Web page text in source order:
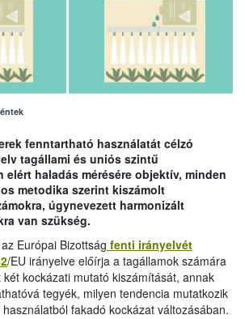
fenntartható használatát célzó
tagállami és uniós szintű
elért haladás mérésére objektív, minden
metodika szerint kiszámolt
úgynevezett harmonizált
van szükség.
Európai Bizottság fenti irányelvét
/EU irányelve előírja a tagállamok számára
kockázati mutató kiszámítását, annak
tegyék, milyen tendencia mutatkozik
fakadó kockázat változásában.